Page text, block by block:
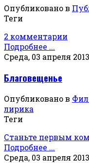
Опубликовано в
Теги
2 комментарии
Подробнее ...
Среда, 03 апреля
Благовещенье
Опубликовано в
лирика
Теги
Станьте первым
Подробнее ...
Среда, 03 апреля 2013